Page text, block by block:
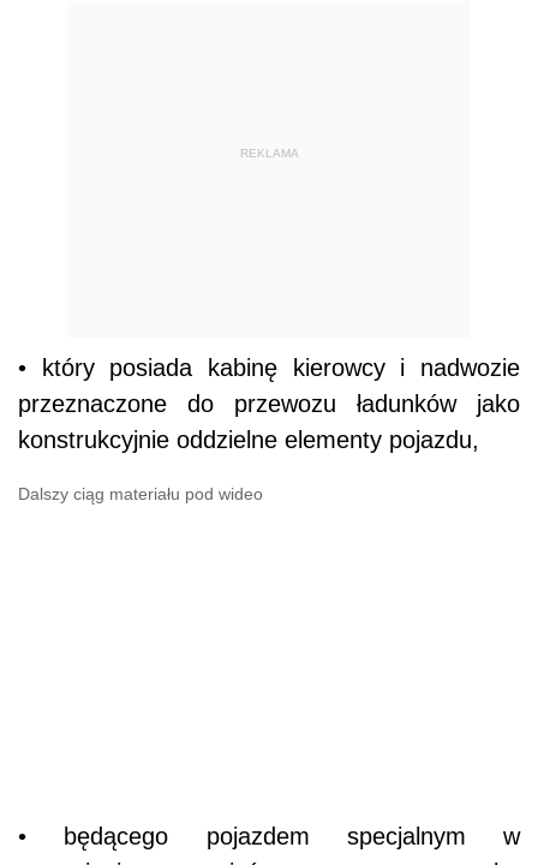
REKLAMA
• który posiada kabinę kierowcy i nadwozie
przeznaczone do przewozu ładunków jako
konstrukcyjnie oddzielne elementy pojazdu,
Dalszy ciąg materiału pod wideo
• będącego pojazdem specjalnym w